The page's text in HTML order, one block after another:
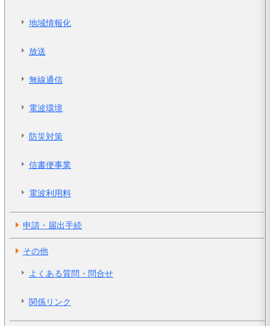
地域情報化
放送
無線通信
電波環境
防災対策
信書便事業
電波利用料
申請・届出手続
その他
よくある質問・問合せ
関係リンク